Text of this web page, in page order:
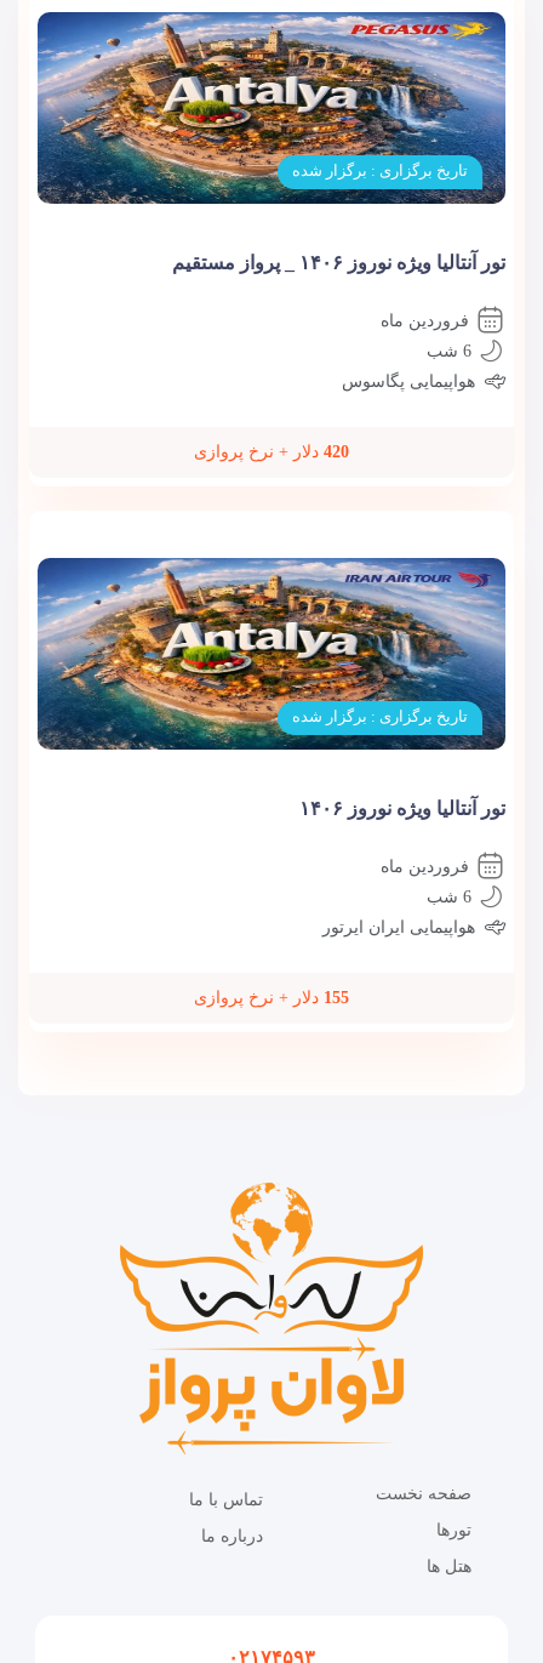
تاریخ برگزاری : برگزار شده
تور آنتالیا ویژه نوروز ۱۴۰۶ _ پرواز مستقیم
فروردین ماه
6 شب
هواپیمایی پگاسوس
420 دلار + نرخ پروازی
تاریخ برگزاری : برگزار شده
تور آنتالیا ویژه نوروز ۱۴۰۶
فروردین ماه
6 شب
هواپیمایی ایران ایرتور
155 دلار + نرخ پروازی
صفحه نخست
تورها
هتل ها
تماس با ما
درباره ما
۰۲۱۷۴۵۹۳